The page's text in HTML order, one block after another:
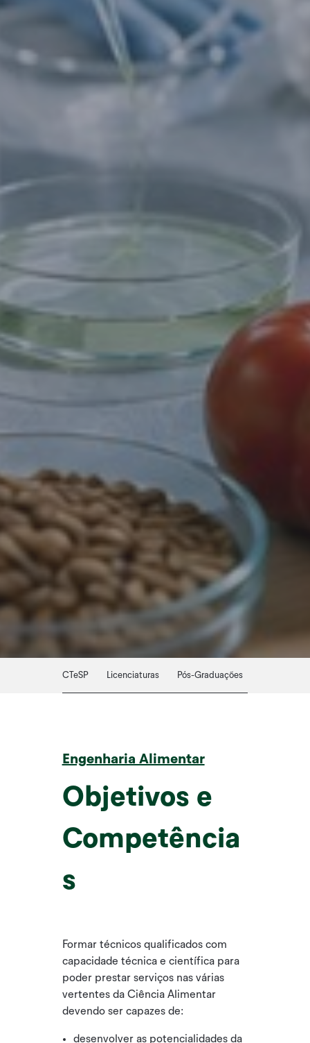
CTeSP Licenciaturas Pós-Graduações
Engenharia Alimentar
Objetivos e
Competência
s
Formar técnicos qualificados com
capacidade técnica e científica para
poder prestar serviços nas várias
vertentes da Ciência Alimentar
devendo ser capazes de:
desenvolver as potencialidades da